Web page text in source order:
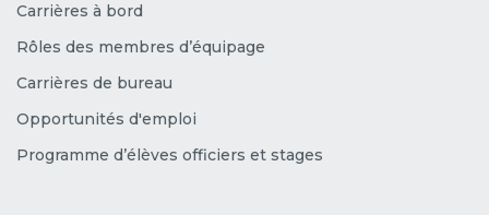
Carrières à bord
Rôles des membres d’équipage
Carrières de bureau
Opportunités d'emploi
Programme d’élèves officiers et stages